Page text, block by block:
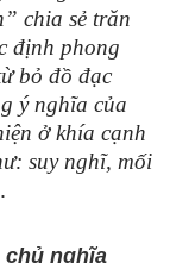
chia sẻ trăn
định phong
bỏ đồ đạc
ý nghĩa của
ở khía cạnh
suy nghĩ, mối
chủ nghĩa